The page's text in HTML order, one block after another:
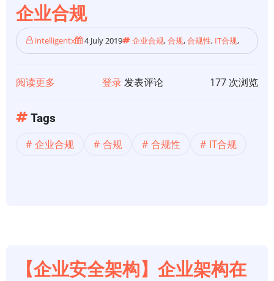
理
（CASB
）？
企业合规
intelligentx 4 July 2019 企业合规,合规,合规性, IT合规,
阅读更多
合
登录发表评论 177 次浏览
Tags
企业合规 合规 合规性 IT合规
【企业安全架构】企业架构在